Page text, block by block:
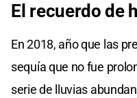
El recuerdo de
En 2018, año que las
sequía que no fue
serie de lluvias